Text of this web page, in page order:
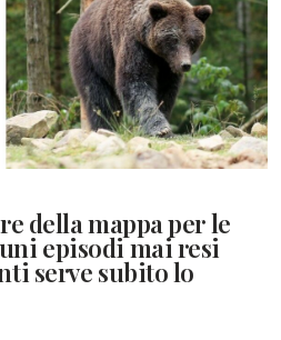
della mappa per le
episodi mai resi
serve subito lo